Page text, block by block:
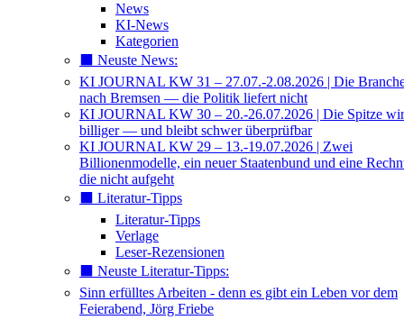
News
KI-News
Kategorien
⬛️ Neuste News:
KI JOURNAL KW 31 – 27.07.-2.08.2026 | Die
nach Bremsen — die Politik liefert nicht
KI JOURNAL KW 30 – 20.-26.07.2026 | Die Spitze
billiger — und bleibt schwer überprüfbar
KI JOURNAL KW 29 – 13.-19.07.2026 | Zwei
Billionenmodelle, ein neuer Staatenbund und eine
die nicht aufgeht
⬛️ Literatur-Tipps
Literatur-Tipps
Verlage
Leser-Rezensionen
⬛️ Neuste Literatur-Tipps:
Sinn erfülltes Arbeiten - denn es gibt ein Leben vor dem
Feierabend, Jörg Friebe